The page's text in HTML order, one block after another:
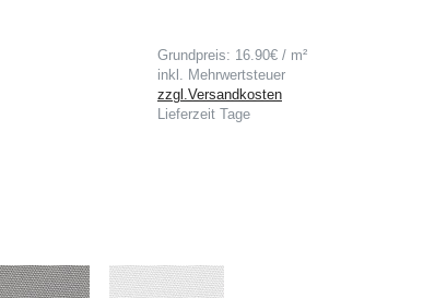
Grundpreis: 16.90€ / m²
inkl. Mehrwertsteuer
zzgl.Versandkosten
Lieferzeit
Tage